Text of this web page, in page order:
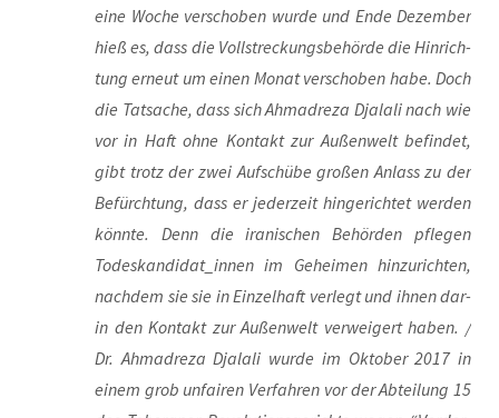
eine Woche ver­scho­ben wur­de und Ende Dezem­ber
hieß es, dass die Voll­stre­ckungs­be­hör­de die Hin­rich­
tung erneut um einen Monat ver­scho­ben habe. Doch
die Tat­sa­che, dass sich Ahm­adre­za Dja­la­li nach wie
vor in Haft ohne Kon­takt zur Außen­welt befin­det,
gibt trotz der zwei Auf­schü­be gro­ßen Anlass zu der
Befürch­tung, dass er jeder­zeit hin­ge­rich­tet wer­den
könn­te. Denn die ira­ni­schen Behör­den pfle­gen
Todeskandidat_innen im Gehei­men hin­zu­rich­ten,
nach­dem sie sie in Ein­zel­haft ver­legt und ihnen dar­
in den Kon­takt zur Außen­welt ver­wei­gert haben. /
Dr. Ahm­adre­za Dja­la­li wur­de im Okto­ber 2017 in
einem grob unfai­ren Ver­fah­ren vor der Abtei­lung 15